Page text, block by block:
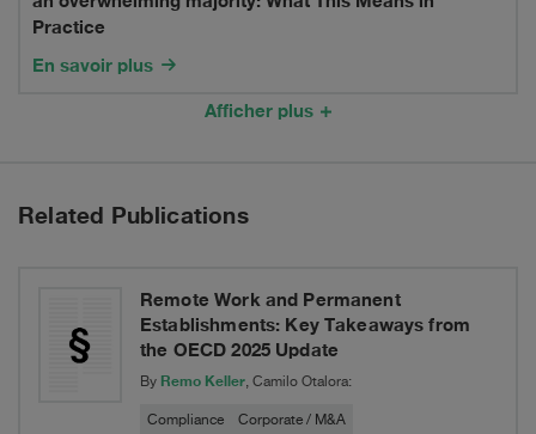
the
OECD
Federal
Estate
with
overwhelming
majority:
What
Practice
En savoir plus
Afficher plus
Related Publications
Remote Work and Permanent
Establishments: Key Takeaways from
the OECD 2025 Update
By Remo Keller, Camilo Otalora:
Compliance Corporate / M&A